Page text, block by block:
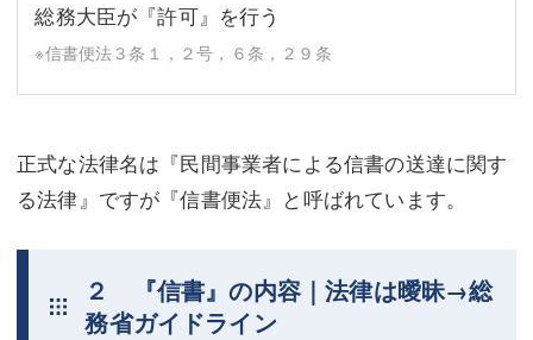
総務大臣が『許可』を行う
※信書便法３条１，２号，６条，２９条
正式な法律名は『民間事業者による信書の送達に関す
る法律』ですが『信書便法』と呼ばれています。
２ 『信書』の内容｜法律は曖昧→総
務省ガイドライン